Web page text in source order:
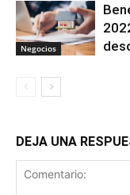
Negocios
DEJA UNA